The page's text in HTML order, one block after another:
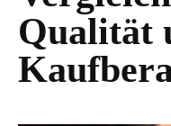
Qualität